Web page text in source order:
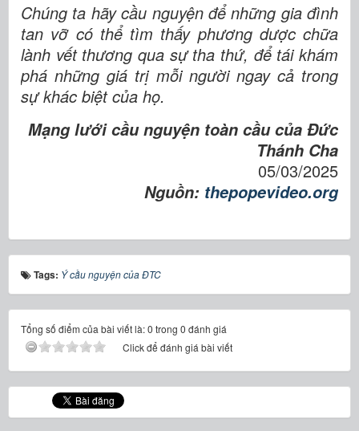
Chúng ta hãy cầu nguyện để những gia đình
tan vỡ có thể tìm thấy phương dược chữa
lành vết thương qua sự tha thứ, để tái khám
phá những giá trị mỗi người ngay cả trong
sự khác biệt của họ.
Mạng lưới cầu nguyện toàn cầu của Đức
Thánh Cha
05/03/2025
Nguồn: thepopevideo.org
Tags: Ý cầu nguyện của ĐTC
Tổng số điểm của bài viết là: 0 trong 0 đánh giá
Click để đánh giá bài viết